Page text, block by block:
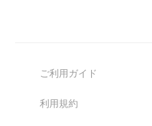
ご利用ガイド
利用規約